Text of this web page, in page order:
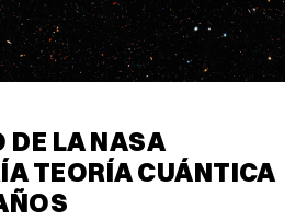
DE LA NASA
TEORÍA CUÁNTICA